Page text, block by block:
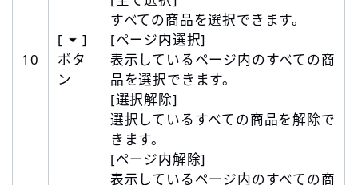
10
[
]
ボタ
ン
すべての商品を選択できます。
[ページ内選択]
表示しているページ内のすべての商
品を選択できます。
[選択解除]
選択しているすべての商品を解除で
きます。
[ページ内解除]
表示しているページ内のすべての商